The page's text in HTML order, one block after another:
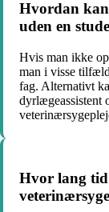
Hvordan
uden en
Hvis man ikke
man i visse
fag. Alternativt
dyrlægeassistent
Hvor lang